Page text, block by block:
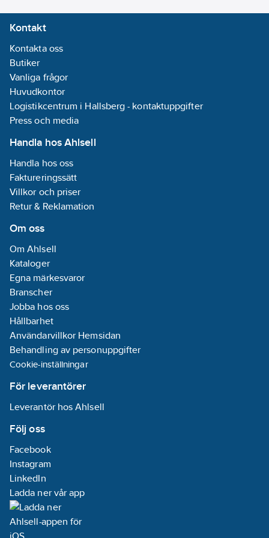
Kontakt
Kontakta oss
Butiker
Vanliga frågor
Huvudkontor
Logistikcentrum i Hallsberg - kontaktuppgifter
Press och media
Handla hos Ahlsell
Handla hos oss
Faktureringssätt
Villkor och priser
Retur & Reklamation
Om oss
Om Ahlsell
Kataloger
Egna märkesvaror
Branscher
Jobba hos oss
Hållbarhet
Användarvillkor Hemsidan
Behandling av personuppgifter
Cookie-inställningar
För leverantörer
Leverantör hos Ahlsell
Följ oss
Facebook
Instagram
LinkedIn
Ladda ner vår app